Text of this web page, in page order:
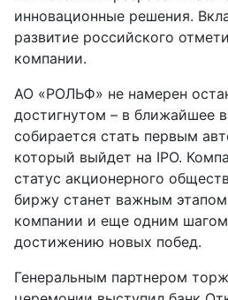
инновационные решения.
развитие российского
компании.
АО «РОЛЬФ» не намерен
достигнутом – в ближайшее
собирается стать первым
который выйдет на IPO.
статус акционерного
биржу станет важным этапом
компании и еще одним шагом
достижению новых побед.
Генеральным партнером